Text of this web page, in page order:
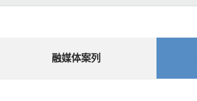
融媒体案列